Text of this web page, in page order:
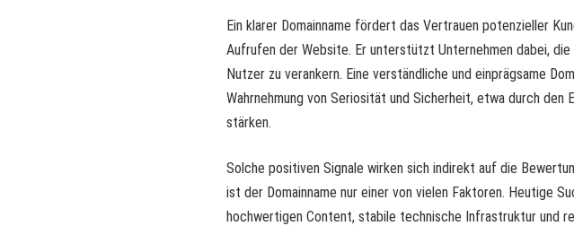
Ein klarer Domainname fördert das Vertrauen potenzieller
Aufrufen der Website. Er unterstützt Unternehmen dabei,
Nutzer zu verankern. Eine verständliche und einprägsame
Wahrnehmung von Seriosität und Sicherheit, etwa durch den
stärken.
Solche positiven Signale wirken sich indirekt auf die
ist der Domainname nur einer von vielen Faktoren. Heutige
hochwertigen Content, stabile technische Infrastruktur und